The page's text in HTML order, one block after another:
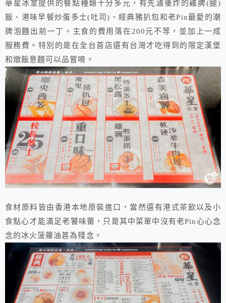
華星冰室提供的餐點種類十分多元，有先滷後炸的雞脾(腿)
飯、港味早餐炒蛋多士(吐司)、經典豬扒包和老Pin最愛的潮
牌泡麵出前一丁。主食的費用落在200元不等，並加上一成
服務費。特別的是在全台首店還有台灣才吃得到的限定漢堡
和燉飯意麵可以品嘗唷。
食材原料皆由香港本地原裝進口，當然還有港式茶飲以及小
食點心才能滿足老饕味蕾，只是其中菜單中沒有老Pin心心念
念的冰火菠蘿油甚為殘念。